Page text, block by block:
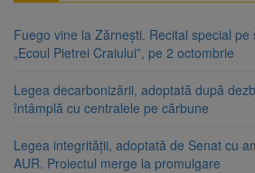
Fuego vine la Zărnești. Recital special pe
„Ecoul Pietrei Craiului”, pe 2 octombrie
Legea decarbonizării, adoptată după
întâmplă cu centralele pe cărbune
Legea integrității, adoptată de Senat cu
AUR. Proiectul merge la promulgare